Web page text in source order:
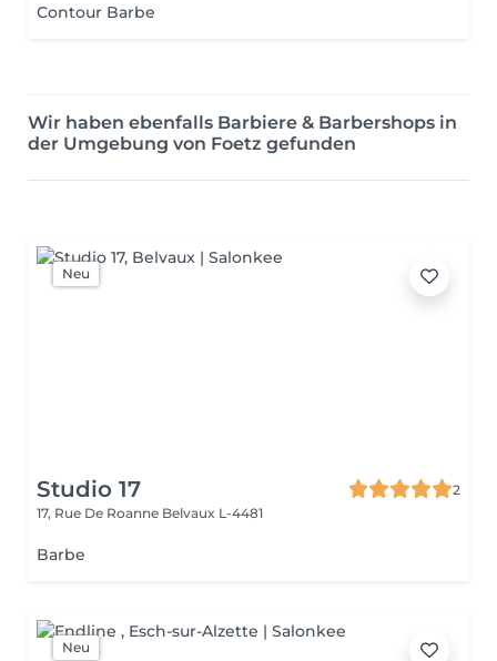
Contour Barbe
Wir haben ebenfalls Barbiere & Barbershops in
der Umgebung von Foetz gefunden
Neu
Studio 17
2
17, Rue De Roanne Belvaux L-4481
Barbe
Neu